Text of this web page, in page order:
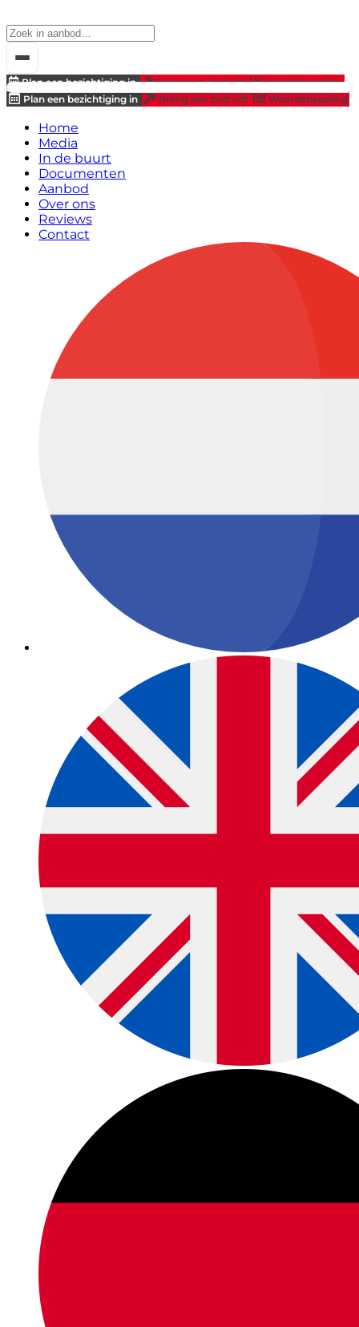
Plan een bezichtiging in Breng een bod uit!
Waardebepaling
Plan een bezichtiging in
Breng een bod uit! Waardebepaling
Home
Media
In de buurt
Documenten
Aanbod
Over ons
Reviews
Contact